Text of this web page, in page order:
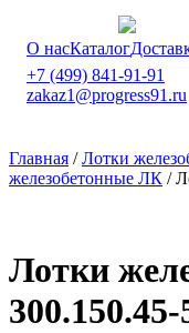
О насКаталог
+7 (499) 841-91-91
zakaz1@progress91.ru
Главная /Лотки
железобетонные ЛК /
Лотки
300.150.45-